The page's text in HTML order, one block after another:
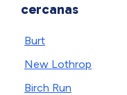
cercanas
Burt
New Lothrop
Birch Run